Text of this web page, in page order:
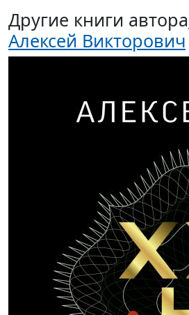
Другие книги автора
Алексей Викторович